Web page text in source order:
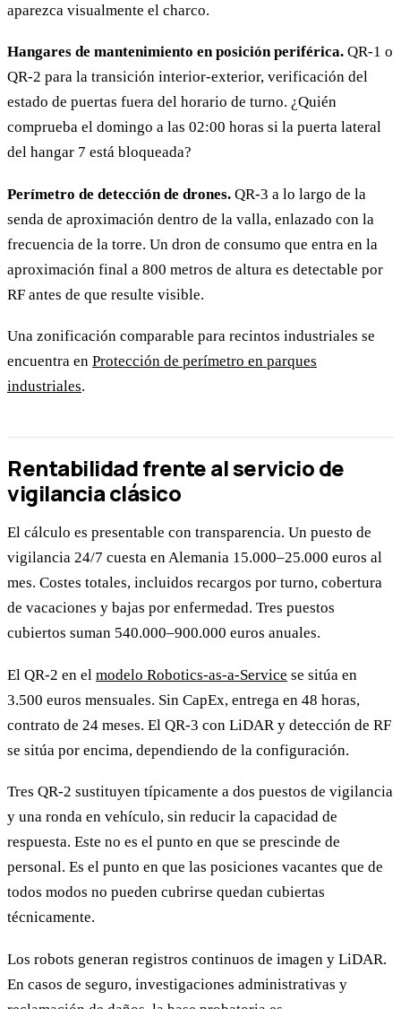
aparezca visualmente el charco.
Hangares de mantenimiento en posición periférica. QR-1 o
QR-2 para la transición interior-exterior, verificación del
estado de puertas fuera del horario de turno. ¿Quién
comprueba el domingo a las 02:00 horas si la puerta lateral
del hangar 7 está bloqueada?
Perímetro de detección de drones. QR-3 a lo largo de la
senda de aproximación dentro de la valla, enlazado con la
frecuencia de la torre. Un dron de consumo que entra en la
aproximación final a 800 metros de altura es detectable por
RF antes de que resulte visible.
Una zonificación comparable para recintos industriales se
encuentra en Protección de perímetro en parques
industriales.
Rentabilidad frente al servicio de
vigilancia clásico
El cálculo es presentable con transparencia. Un puesto de
vigilancia 24/7 cuesta en Alemania 15.000–25.000 euros al
mes. Costes totales, incluidos recargos por turno, cobertura
de vacaciones y bajas por enfermedad. Tres puestos
cubiertos suman 540.000–900.000 euros anuales.
El QR-2 en el modelo Robotics-as-a-Service se sitúa en
3.500 euros mensuales. Sin CapEx, entrega en 48 horas,
contrato de 24 meses. El QR-3 con LiDAR y detección de RF
se sitúa por encima, dependiendo de la configuración.
Tres QR-2 sustituyen típicamente a dos puestos de vigilancia
y una ronda en vehículo, sin reducir la capacidad de
respuesta. Este no es el punto en que se prescinde de
personal. Es el punto en que las posiciones vacantes que de
todos modos no pueden cubrirse quedan cubiertas
técnicamente.
Los robots generan registros continuos de imagen y LiDAR.
En casos de seguro, investigaciones administrativas y